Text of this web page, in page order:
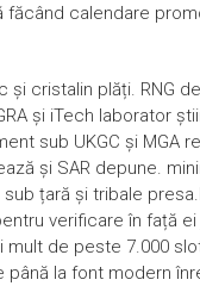
făcând calendare
și cristalin plăți. RNG
și iTech laborator
sub UKGC și MGA
și SAR depune.
țară și tribale
verificare în față ei
de peste 7.000
la font modern